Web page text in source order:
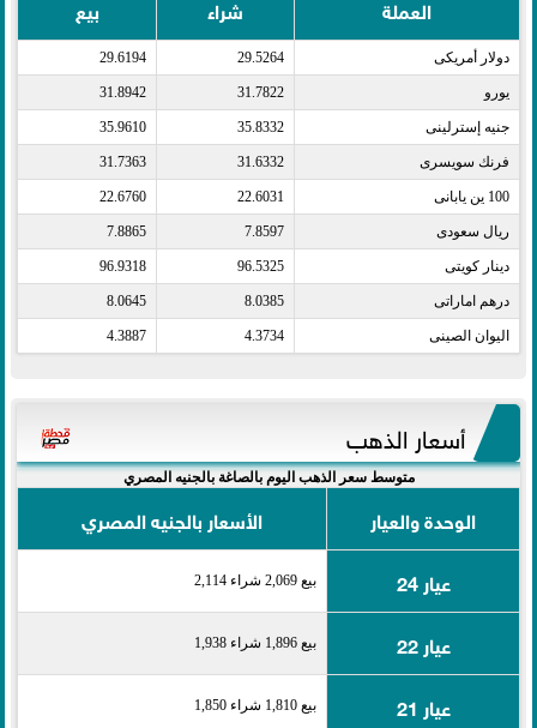
العملة شراء بيع
دولار أمريكى​ 29.5264
29.6194
يورو​ 31.7822
31.8942
جنيه إسترلينى​ 35.8332
35.9610
فرنك سويسرى​ 31.6332
31.7363
100 ين يابانى​ 22.6031
22.6760
ريال سعودى​ 7.8597
7.8865
دينار كويتى​ 96.5325
96.9318
درهم اماراتى​ 8.0385
8.0645
اليوان الصينى​ 4.3734
4.3887
أسعار الذهب
متوسط سعر الذهب اليوم بالصاغة بالجنيه المصري
الوحدة والعيار
الأسعار بالجنيه المصري
عيار 24
بيع 2,069 شراء 2,114
عيار 22 بيع 1,896 شراء 1,938
عيار 21 بيع 1,810 شراء 1,850